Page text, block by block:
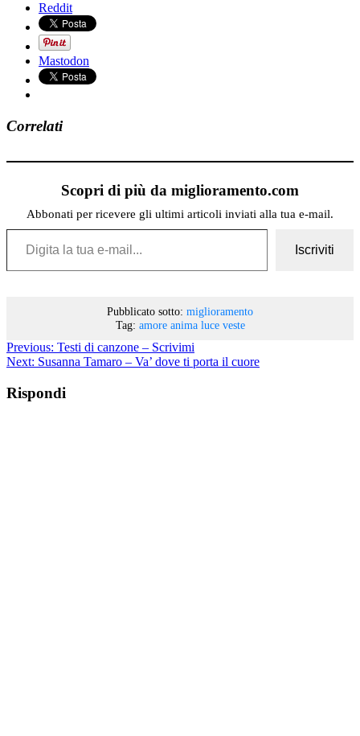
Reddit
Mastodon
Correlati
Scopri di più da miglioramento.com
Abbonati per ricevere gli ultimi articoli inviati alla tua e-mail.
Digita la tua e-mail...
Iscriviti
Pubblicato sotto: miglioramento
Tag: amore anima luce veste
Previous: Testi di canzone – Scrivimi
Next: Susanna Tamaro – Va’ dove ti porta il cuore
Rispondi